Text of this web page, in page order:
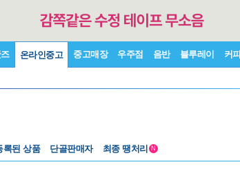
온라인중고 중고매장 우주점 음반 블루레이 커피
록된 상품 단골판매자 최종 땡처리 N